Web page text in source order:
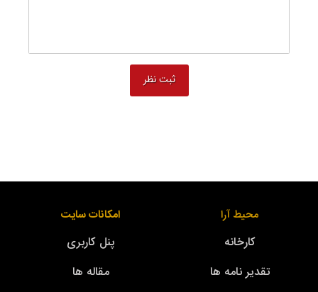
محیط آرا
کارخانه
تقدیر نامه ها
امکانات سایت
پنل کاربری
مقاله ها